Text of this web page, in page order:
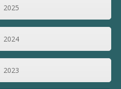
2025
2024
2023